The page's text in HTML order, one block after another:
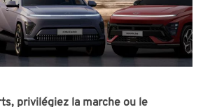
privilégiez la marche ou le